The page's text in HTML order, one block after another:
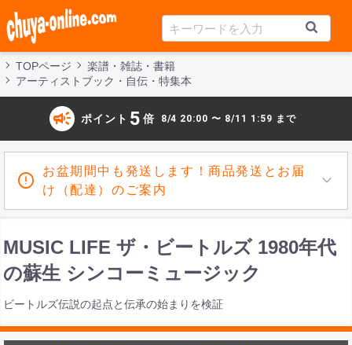
TOPページ
楽譜・雑誌・書籍
アーティストブック・自伝・特集本
campaign ポイント 5 倍 8/4 20:00 〜 8/11 1:59 まで
お盆期間中も発送します！商品発送とお届
け（配達）のご案内
MUSIC LIFE ザ・ビートルズ 1980年代
の蘇生 シンコーミュージック
ビートルズ伝説の起点と伝承の始まりを検証